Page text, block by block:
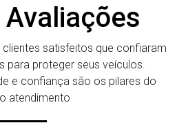
satisfeitos que confiaram
para proteger seus veículos.
e confiança são os pilares do
atendimento